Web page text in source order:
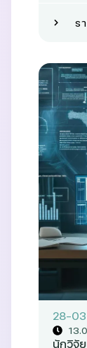
ร
28-
นักวิจั